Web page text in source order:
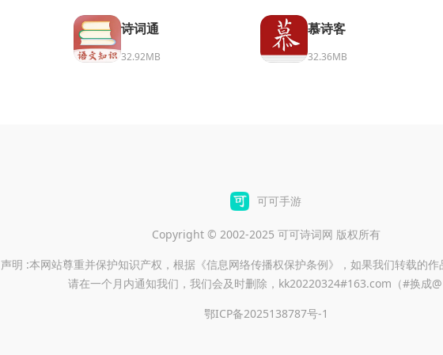
诗词通
32.92MB
慕诗客
32.36MB
可可手游
Copyright © 2002-2025 可可诗词网 版权所有
声明 :本网站尊重并保护知识产权，根据《信息网络传播权保护条例》，如果我们转载的作
请在一个月内通知我们，我们会及时删除，kk20220324#163.com（#换成@
鄂ICP备2025138787号-1